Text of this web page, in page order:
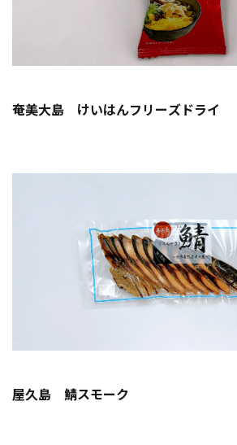
奄美大島 けいはんフリーズドライ
屋久島 鯖スモーク